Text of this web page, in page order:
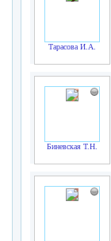
Тарасова И.А.
Биневская Т.Н.